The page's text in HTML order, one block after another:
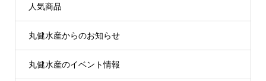
人気商品
丸健水産からのお知らせ
丸健水産のイベント情報